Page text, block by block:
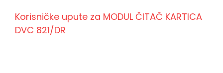
Korisničke upute za MODUL ČITAČ KARTICA
DVC 821/DR